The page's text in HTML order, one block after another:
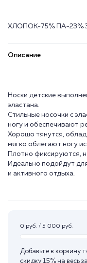
ХЛОПОК-75% ПА-23%
Описание
Носки детские
эластана.
Стильные носочки с
ногу и обеспечивают
Хорошо тянутся,
мягко облегают ногу
Плотно фиксируются,
Идеально подойдут
и активного отдыха.
0 руб. / 5 000 руб.
Добавьте в корзину
скидку 15% на весь